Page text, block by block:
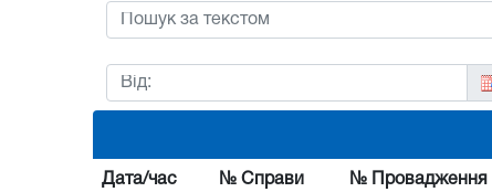
Дата/час № Справи № Провадження